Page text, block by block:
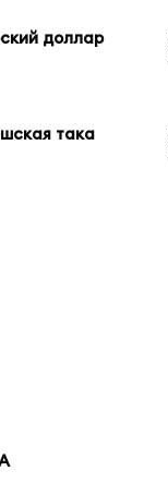
доллар
така